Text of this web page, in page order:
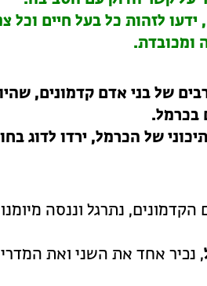
לזהות כל בעל חיים וכל
ומכובדת.
של בני אדם קדמונים,
בכרמל.
של הכרמל, ירדו לדוג
נתרגל וננסה
, נכיר אחד את השני ואת